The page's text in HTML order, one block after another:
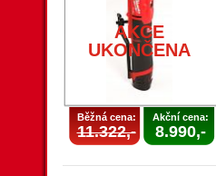
AKCE
UKONČENA
Běžná cena:
11.322,-
Akční cena:
8.990,-